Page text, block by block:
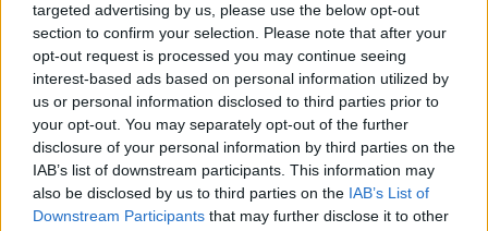
targeted advertising by us, please use the below opt-out
section to confirm your selection. Please note that after your
opt-out request is processed you may continue seeing
interest-based ads based on personal information utilized by
us or personal information disclosed to third parties prior to
your opt-out. You may separately opt-out of the further
disclosure of your personal information by third parties on the
IAB’s list of downstream participants. This information may
also be disclosed by us to third parties on the IAB’s List of
Downstream Participants that may further disclose it to other
PROVINCE DI LIVORNO E PISA — Temperature minime in
ulteriore calo con gelate diffuse a tutte le quote.
Per questo la Sala operativa della Protezione civile regionale ha
esteso l’allerta gialla per ghiaccio in tutta la Toscana fino alle 12 di
domani, giovedì 8 Gennaio.